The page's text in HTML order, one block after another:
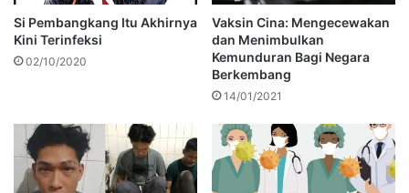
Si Pembangkang Itu Akhirnya
Kini Terinfeksi
02/10/2020
Vaksin Cina: Mengecewakan
dan Menimbulkan
Kemunduran Bagi Negara
Berkembang
14/01/2021